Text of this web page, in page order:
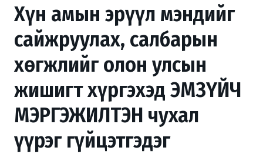
Хүн амын эрүүл мэндийг
сайжруулах, салбарын
хөгжлийг олон улсын
жишигт хүргэхэд ЭМЗҮЙЧ
МЭРГЭЖИЛТЭН чухал
үүрэг гүйцэтгэдэг